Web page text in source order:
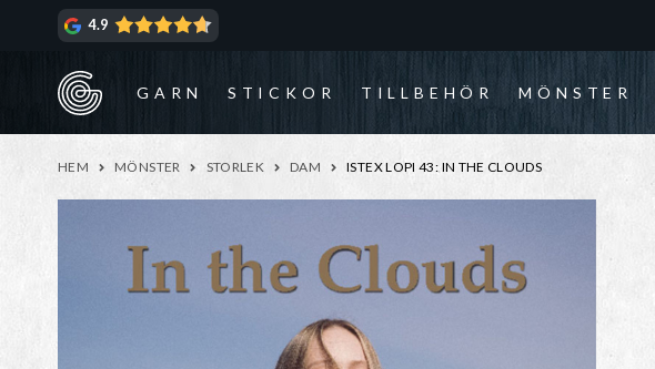
4.9
GARN STICKOR TILLBEHÖR MÖNSTER
HEM MÖNSTER STORLEK DAM ISTEX LOPI 43: IN THE CLOUDS